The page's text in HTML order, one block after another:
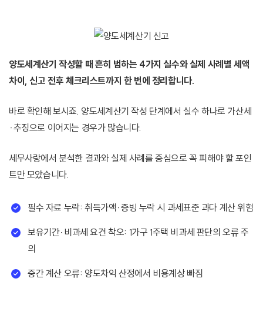
양도세계산기 작성할 때 흔히 범하는 4가지 실수와 실제 사례별 세액
차이, 신고 전후 체크리스트까지 한 번에 정리합니다.
바로 확인해 보시죠. 양도세계산기 작성 단계에서 실수 하나로 가산세
·추징으로 이어지는 경우가 많습니다.
세무사랑에서 분석한 결과와 실제 사례를 중심으로 꼭 피해야 할 포인
트만 모았습니다.
필수 자료 누락: 취득가액·증빙 누락 시 과세표준 과다 계산 위험
보유기간·비과세 요건 착오: 1가구 1주택 비과세 판단의 오류 주
의
중간 계산 오류: 양도차익 산정에서 비용계상 빠짐